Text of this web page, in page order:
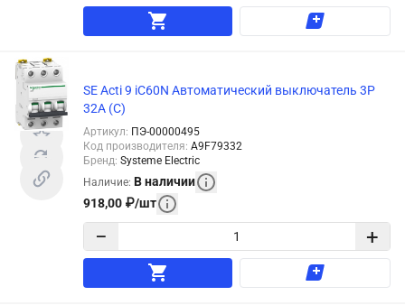
SE Acti 9 iC60N Автоматический выключатель 3P
32A (C)
Артикул: ПЭ-00000495
Код производителя: A9F79332
Бренд: Systeme Electric
Наличие: В наличии
918,00 ₽/шт
− +